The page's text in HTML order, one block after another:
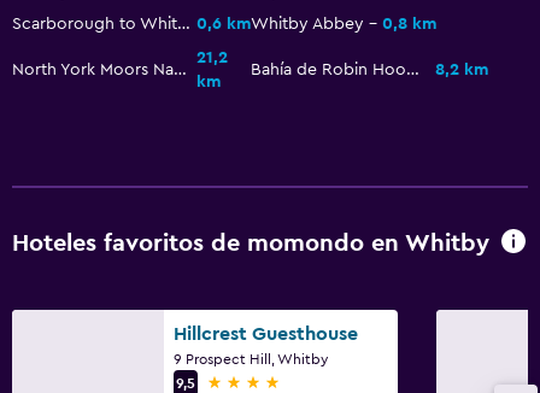
Scarborough to Whitby Rail Trail 0,6 kmWhitby Abbey 0,8 km
North York Moors National Park
21,2
km
Bahía de Robin Hood 8,2 km
Hoteles favoritos de momondo en Whitby
Hillcrest Guesthouse
9 Prospect Hill, Whitby
9,5
4 estrellas